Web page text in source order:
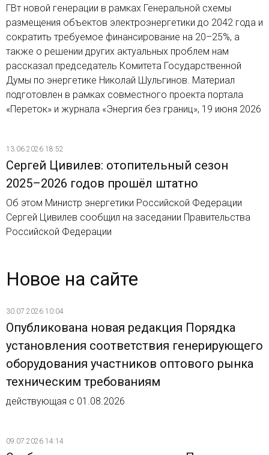
ГВт новой генерации в рамках Генеральной схемы
размещения объектов электроэнергетики до 2042 года и
сократить требуемое финансирование на 20–25%, а
также о решении других актуальных проблем нам
рассказал председатель Комитета Государственной
Думы по энергетике Николай Шульгинов. Материал
подготовлен в рамках совместного проекта портала
«Переток» и журнала «Энергия без границ», 19 июня 2026
13.06.2026 18:52
Сергей Цивилев: отопительный сезон
2025–2026 годов прошёл штатно
Об этом Министр энергетики Российской Федерации
Сергей Цивилев сообщил на заседании Правительства
Российской Федерации
Новое на сайте
30.07.2026 10:04
Опубликована новая редакция Порядка
установления соответствия генерирующего
оборудования участников оптового рынка
техническим требованиям
действующая с 01.08.2026
09.07.2026 14:14